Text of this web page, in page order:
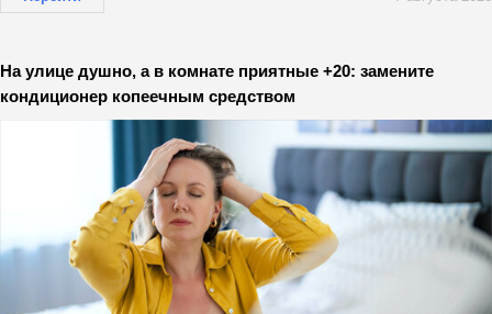
На улице душно, а в комнате приятные +20: замените
кондиционер копеечным средством